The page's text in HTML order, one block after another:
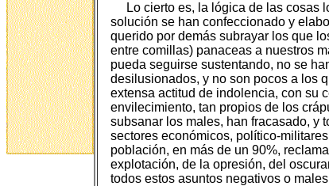
Lo cierto es, la lógica de las cosas
solución se han confeccionado y
querido por demás subrayar los que
entre comillas) panaceas a nuestros
pueda seguirse sustentando, no se
desilusionados, y no son pocos a los
extensa actitud de indolencia, con su
envilecimiento, tan propios de los
subsanar los males, han fracasado, y
sectores económicos, político-
población, en más de un 90%,
explotación, de la opresión, del
todos estos asuntos negativos o